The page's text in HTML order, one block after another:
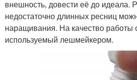
внешность, довести её до идеала.
недостаточно длинных ресниц
наращивания. На качество работы
используемый лешмейкером.